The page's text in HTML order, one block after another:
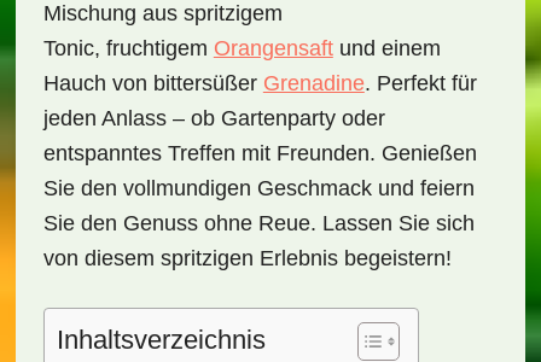
Mischung aus spritzigem
Tonic, fruchtigem Orangensaftund einem
Hauch von bittersüßer Grenadine. Perfekt für
jeden Anlass – ob Gartenparty oder
entspanntes Treffen mit Freunden. Genießen
Sie den vollmundigen Geschmack und feiern
Sie den Genuss ohne Reue. Lassen Sie sich
von diesem spritzigen Erlebnis begeistern!
Inhaltsverzeichnis